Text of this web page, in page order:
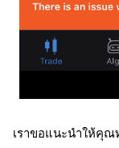
เราขอแนะนำให้คุ